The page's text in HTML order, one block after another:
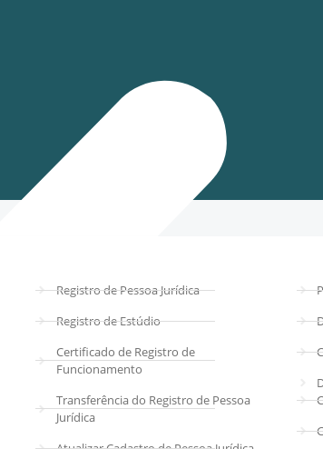
Registro de Pessoa Jurídica
Registro de Estúdio
Certificado de Registro de
Funcionamento
Transferência do Registro de Pessoa
Jurídica